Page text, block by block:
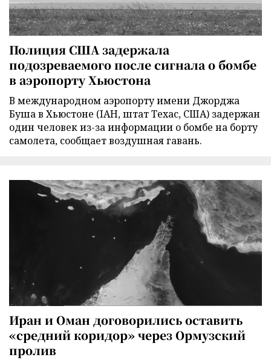
Полиция США задержала
подозреваемого после сигнала о бомбе
в аэропорту Хьюстона
В международном аэропорту имени Джорджа
Буша в Хьюстоне (IAH, штат Техас, США) задержан
один человек из-за информации о бомбе на борту
самолета, сообщает воздушная гавань.
Иран и Оман договорились оставить
«средний коридор» через Ормузский
пролив